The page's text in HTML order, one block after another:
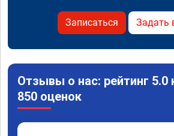
Записаться Задать
Отзывы о нас: рейтинг 5.0
850 оценок